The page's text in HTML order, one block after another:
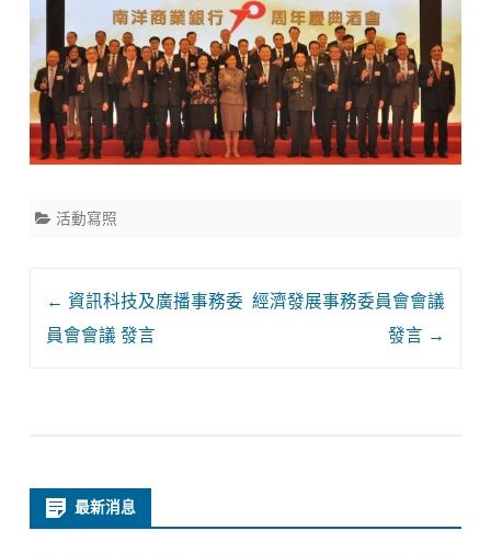
活動寫照
← 資訊科技及廣播事務委
員會會議 發言
經濟發展事務委員會會議
發言 →
最新消息